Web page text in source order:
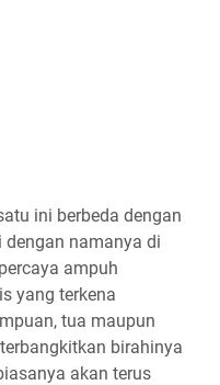
ini berbeda dengan
dengan namanya di
ampuh
yang terkena
tua maupun
birahinya
akan terus